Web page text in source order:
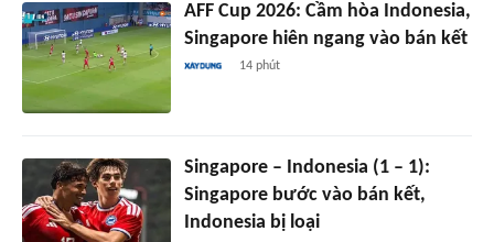
AFF Cup 2026: Cầm hòa Indonesia,
Singapore hiên ngang vào bán kết
14 phút
Singapore – Indonesia (1 – 1):
Singapore bước vào bán kết,
Indonesia bị loại